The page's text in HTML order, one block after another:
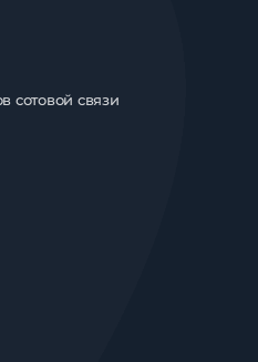
сотовой связи